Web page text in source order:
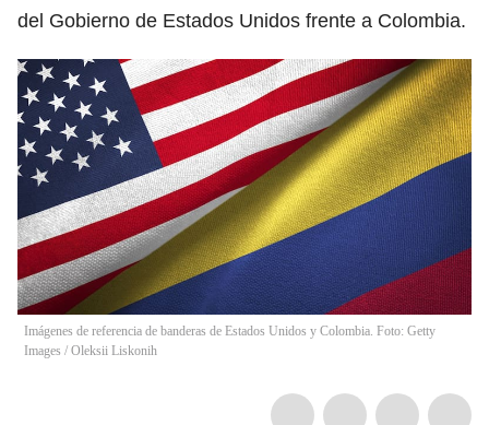
del Gobierno de Estados Unidos frente a Colombia.
Imágenes de referencia de banderas de Estados Unidos y Colombia. Foto: Getty
Images / Oleksii Liskonih